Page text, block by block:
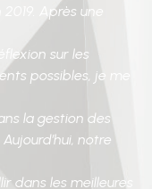
Après une
sur les
possibles, je me
la gestion des
notre
dans les meilleures